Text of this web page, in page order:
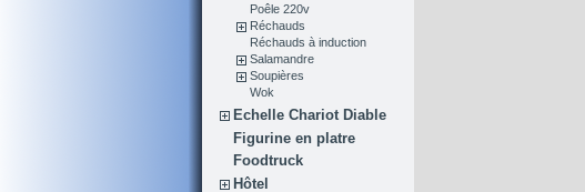
Poêle 220v
Réchauds
Réchauds à induction
Salamandre
Soupières
Wok
Echelle Chariot Diable
Figurine en platre
Foodtruck
Hôtel